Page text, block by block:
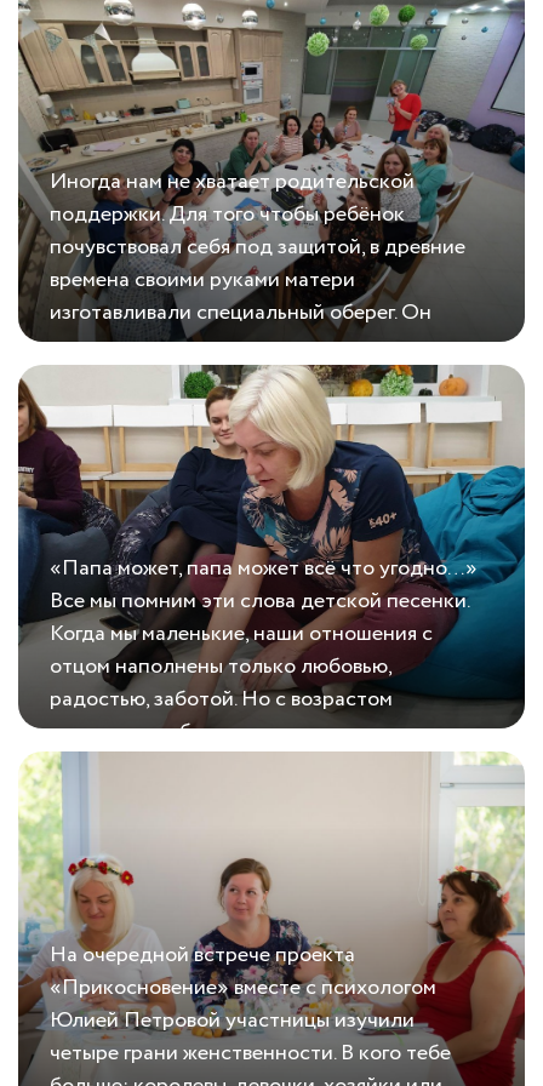
присутствующих....
Обереги меня, мама…
Иногда нам не хватает родительской
поддержки. Для того чтобы ребёнок
почувствовал себя под защитой, в древние
времена своими руками матери
изготавливали специальный оберег. Он
помогал в трудные минуты, отгораживал от
бед и невзгод....
О папе и детских обидах
«Папа может, папа может всё что угодно…»
Все мы помним эти слова детской песенки.
Когда мы маленькие, наши отношения с
отцом наполнены только любовью,
радостью, заботой. Но с возрастом
появляются обиды, а все хорошие
воспоминания, как по волшебству, исчезают
из памяти....
На очередной встрече проекта
«Прикосновение» вместе с психологом
Юлией Петровой участницы изучили
четыре грани женственности. В кого тебе